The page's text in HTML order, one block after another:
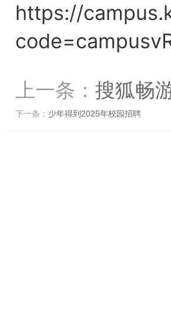
https://
上一条： 搜狐畅
下一条： 少年得到2025年校园招聘